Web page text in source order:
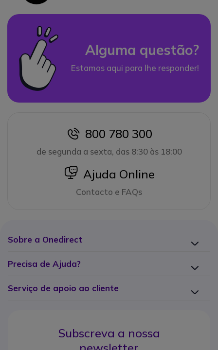
Alguma questão?
Estamos aqui para lhe responder!
icon
800 780 300
de segunda a sexta, das 8:30 às 18:00
icon
Ajuda Online
Contacto e FAQs
Sobre a Onedirect
Precisa de Ajuda?
Serviço de apoio ao cliente
Subscreva a nossa